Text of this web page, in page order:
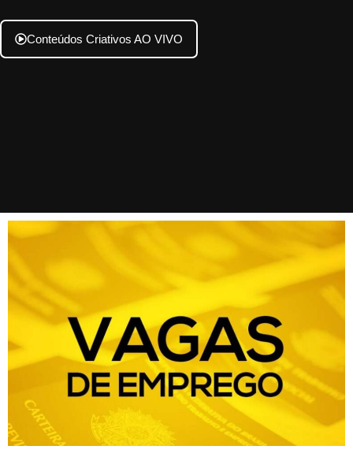
Conteúdos Criativos AO VIVO